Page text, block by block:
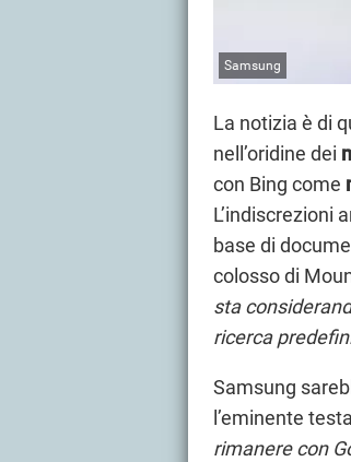
Samsung
La notizia è di
nell’oridine dei
con Bing come
L’indiscrezioni
base di
colosso di
sta
ricerca
Samsung
l’eminente
rimanere con